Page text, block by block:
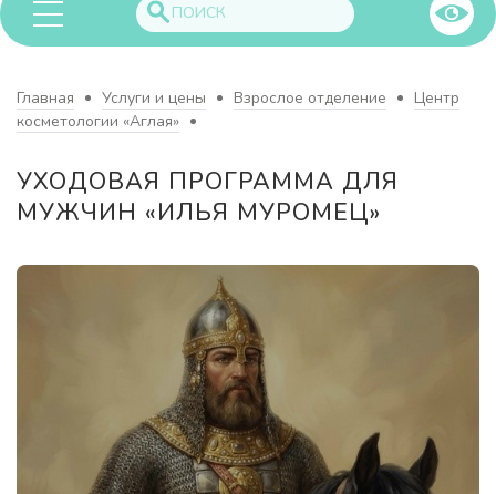
Главная Услуги и цены Взрослое отделение
Центр
косметологии «Аглая»
УХОДОВАЯ ПРОГРАММА ДЛЯ
МУЖЧИН «ИЛЬЯ МУРОМЕЦ»